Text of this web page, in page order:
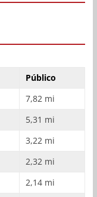
Público
7,82 mi
5,31 mi
3,22 mi
2,32 mi
2,14 mi